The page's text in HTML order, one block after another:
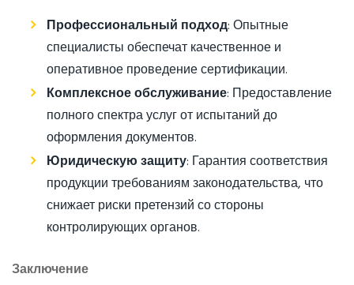
Профессиональный подход: Опытные
специалисты обеспечат качественное и
оперативное проведение сертификации.
Комплексное обслуживание: Предоставление
полного спектра услуг от испытаний до
оформления документов.
Юридическую защиту: Гарантия соответствия
продукции требованиям законодательства, что
снижает риски претензий со стороны
контролирующих органов.
Заключение